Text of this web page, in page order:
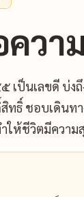
วา
เป็นเลขดี บ่
ทธิ์ ชอบเดิน
ให้ชีวิตมีความ